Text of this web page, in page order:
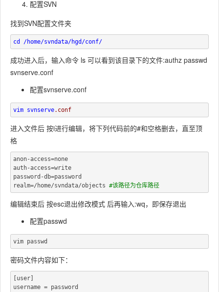
配置SVN
找到SVN配置文件夹
成功进入后，输入命令 ls 可以看到该目录下的文件:authz passwd
svnserve.conf
配置svnserve.conf
vim svnserve
进入文件后 按i进行编辑，将下列代码前的#和空格删去，直至顶
格
anon-access=none
auth-access=write
password-db=password
realm=/home/svndata/objects
编辑结束后 按esc退出修改模式 后再输入:wq，即保存退出
配置passwd
密码文件内容如下：
[user]